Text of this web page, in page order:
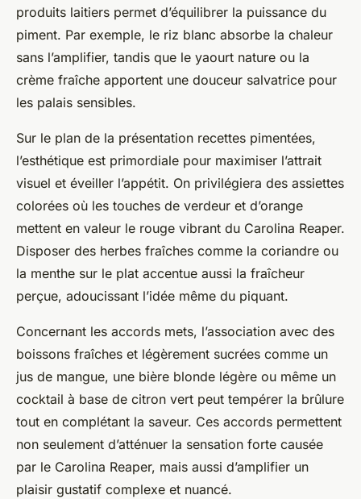
produits laitiers permet d’équilibrer la puissance du
piment. Par exemple, le riz blanc absorbe la chaleur
sans l’amplifier, tandis que le yaourt nature ou la
crème fraîche apportent une douceur salvatrice pour
les palais sensibles.
Sur le plan de la présentation recettes pimentées,
l’esthétique est primordiale pour maximiser l’attrait
visuel et éveiller l’appétit. On privilégiera des assiettes
colorées où les touches de verdeur et d’orange
mettent en valeur le rouge vibrant du Carolina Reaper.
Disposer des herbes fraîches comme la coriandre ou
la menthe sur le plat accentue aussi la fraîcheur
perçue, adoucissant l’idée même du piquant.
Concernant les accords mets, l’association avec des
boissons fraîches et légèrement sucrées comme un
jus de mangue, une bière blonde légère ou même un
cocktail à base de citron vert peut tempérer la brûlure
tout en complétant la saveur. Ces accords permettent
non seulement d’atténuer la sensation forte causée
par le Carolina Reaper, mais aussi d’amplifier un
plaisir gustatif complexe et nuancé.